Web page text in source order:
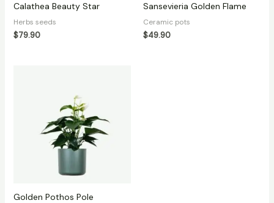
Calathea Beauty Star
Herbs seeds
$79.90
Sansevieria Golden Flame
Ceramic pots
$49.90
Golden Pothos Pole